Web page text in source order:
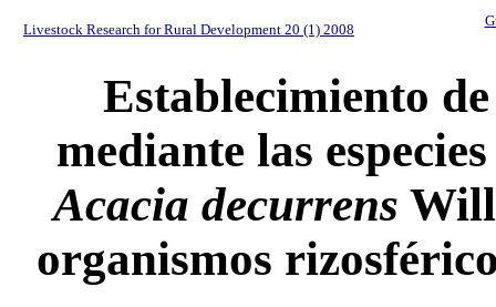
Livestock Research for Rural Development 20 (1) 2008
Establecimiento
mediante las
Acacia decurrens
organismos